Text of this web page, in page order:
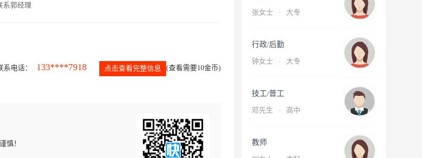
系郭经理
系电话： 133****7918 点击查看完整信息 (查看需要10金币)
慎！
张女士 · 大专
行政/后勤
钟女士 · 大专
技工/普工
邓先生 · 高中
教师